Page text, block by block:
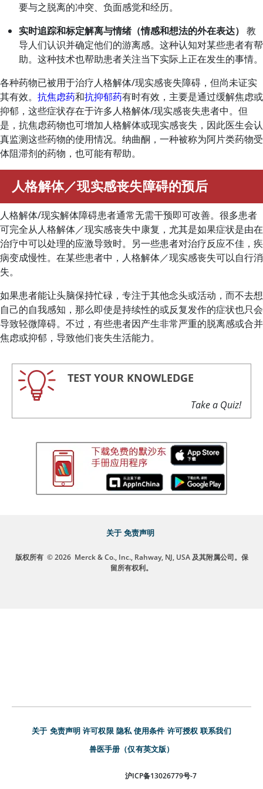
要与之脱离的冲突、负面感觉和经历。
实时追踪和标定解离与情绪（情感和想法的外在表达） 教
导人们认识并确定他们的游离感。这种认知对某些患者有帮
助。这种技术也帮助患者关注当下实际上正在发生的事情。
各种药物已被用于治疗人格解体/现实感丧失障碍，但尚未证实
其有效。 抗焦虑药和抗抑郁药有时有效，主要是通过缓解焦虑或
抑郁，这些症状存在于许多人格解体/现实感丧失患者中。但
是，抗焦虑药物也可增加人格解体或现实感丧失，因此医生会认
真监测这些药物的使用情况。纳曲酮，一种被称为阿片类药物受
体阻滞剂的药物，也可能有帮助。
人格解体／现实感丧失障碍的预后
人格解体/现实解体障碍患者通常无需干预即可改善。很多患者
可完全从人格解体／现实感丧失中康复，尤其是如果症状是由在
治疗中可以处理的应激导致时。另一些患者对治疗反应不佳，疾
病变成慢性。在某些患者中，人格解体／现实感丧失可以自行消
失。
如果患者能让头脑保持忙碌，专注于其他念头或活动，而不去想
自己的自我感知，那么即使是持续性的或反复发作的症状也只会
导致轻微障碍。不过，有些患者因产生非常严重的脱离感或合并
焦虑或抑郁，导致他们丧失生活能力。
TEST YOUR KNOWLEDGE
Take a Quiz!
关于 免责声明
版权所有 © 2026 Merck & Co., Inc., Rahway, NJ, USA 及其附属公司。保
留所有权利。
关于 免责声明 许可权限 隐私 使用条件 许可授权 联系我们
兽医手册（仅有英文版）
沪ICP备13026779号-7